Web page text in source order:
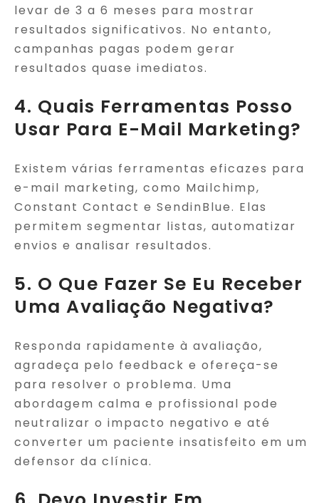
levar de 3 a 6 meses para mostrar
resultados significativos. No entanto,
campanhas pagas podem gerar
resultados quase imediatos.
4. Quais Ferramentas Posso
Usar Para E-Mail Marketing?
Existem várias ferramentas eficazes para
e-mail marketing, como Mailchimp,
Constant Contact e SendinBlue. Elas
permitem segmentar listas, automatizar
envios e analisar resultados.
5. O Que Fazer Se Eu Receber
Uma Avaliação Negativa?
Responda rapidamente à avaliação,
agradeça pelo feedback e ofereça-se
para resolver o problema. Uma
abordagem calma e profissional pode
neutralizar o impacto negativo e até
converter um paciente insatisfeito em um
defensor da clínica.